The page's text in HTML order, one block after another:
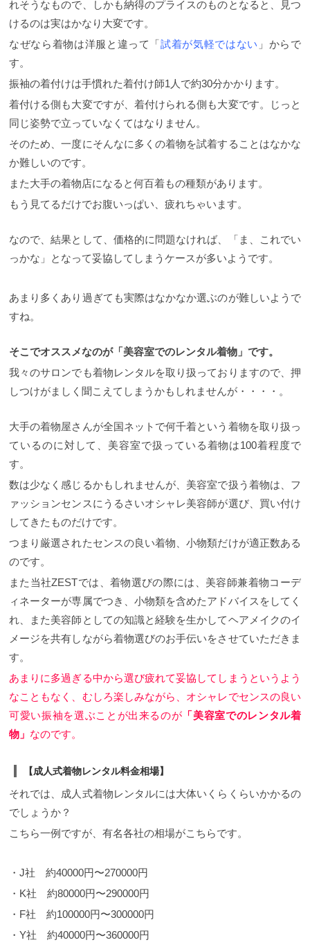
れそうなもので、しかも納得のプライスのものとなると、見つ
けるのは実はかなり大変です。
なぜなら着物は洋服と違って「試着が気軽ではない 」からで
す。
振袖の着付けは手慣れた着付け師1人で約30分かかります。
着付ける側も大変ですが、着付けられる側も大変です。じっと
同じ姿勢で立っていなくてはなりません。
そのため、一度にそんなに多くの着物を試着することはなかな
か難しいのです。
また大手の着物店になると何百着もの種類があります。
もう見てるだけでお腹いっぱい、疲れちゃいます。
なので、結果として、価格的に問題なければ、「ま、これでい
っかな」となって妥協してしまうケースが多いようです。
あまり多くあり過ぎても実際はなかなか選ぶのが難しいようで
すね。
そこでオススメなのが「美容室でのレンタル着物」です。
我々のサロンでも着物レンタルを取り扱っておりますので、押
しつけがましく聞こえてしまうかもしれませんが・・・・。
大手の着物屋さんが全国ネットで何千着という着物を取り扱っ
ているのに対して、美容室で扱っている着物は100着程度で
す。
数は少なく感じるかもしれませんが、美容室で扱う着物は、フ
ァッションセンスにうるさいオシャレ美容師が選び、買い付け
してきたものだけです。
つまり厳選されたセンスの良い着物、小物類だけが適正数ある
のです。
また当社ZESTでは、着物選びの際には、美容師兼着物コーデ
ィネーターが専属でつき、小物類を含めたアドバイスをしてく
れ、また美容師としての知識と経験を生かしてヘアメイクのイ
メージを共有しながら着物選びのお手伝いをさせていただきま
す。
あまりに多過ぎる中から選び疲れて妥協してしまうというよう
なこともなく、むしろ楽しみながら、オシャレでセンスの良い
可愛い振袖を選ぶことが出来るのが 「美容室でのレンタル着
物」 なのです。
【成人式着物レンタル料金相場】
それでは、成人式着物レンタルには大体いくらくらいかかるの
でしょうか？
こちら一例ですが、有名各社の相場がこちらです。
・J社 約40000円〜270000円
・K社 約80000円〜290000円
・F社 約100000円〜300000円
・Y社 約40000円〜360000円